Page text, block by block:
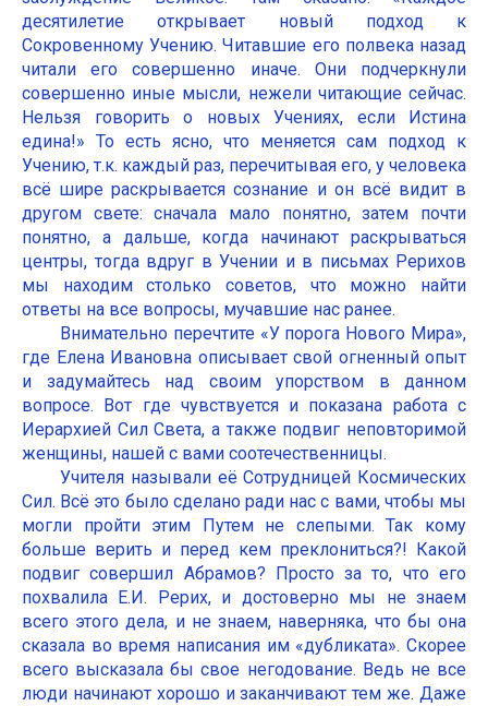
десятилетие открывает новый подход к
Сокровенному Учению. Читавшие его полвека назад
читали его совершенно иначе. Они подчеркнули
совершенно иные мысли, нежели читающие сейчас.
Нельзя говорить о новых Учениях, если Истина
едина!» То есть ясно, что меняется сам подход к
Учению, т.к. каждый раз, перечитывая его, у человека
всё шире раскрывается сознание и он всё видит в
другом свете: сначала мало понятно, затем почти
понятно, а дальше, когда начинают раскрываться
центры, тогда вдруг в Учении и в письмах Рерихов
мы находим столько советов, что можно найти
ответы на все вопросы, мучавшие нас ранее.
Внимательно перечтите «У порога Нового Мира»,
где Елена Ивановна описывает свой огненный опыт
и задумайтесь над своим упорством в данном
вопросе. Вот где чувствуется и показана работа с
Иерархией Сил Света, а также подвиг неповторимой
женщины, нашей с вами соотечественницы.
Учителя называли её Сотрудницей Космических
Сил. Всё это было сделано ради нас с вами, чтобы мы
могли пройти этим Путем не слепыми. Так кому
больше верить и перед кем преклониться?! Какой
подвиг совершил Абрамов? Просто за то, что его
похвалила Е.И. Рерих, и достоверно мы не знаем
всего этого дела, и не знаем, наверняка, что бы она
сказала во время написания им «дубликата». Скорее
всего высказала бы свое негодование. Ведь не все
люди начинают хорошо и заканчивают тем же. Даже